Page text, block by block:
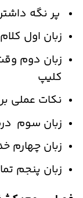
پر نگه
زبان اول
زبان دوم
کلیپ
نکات عملی
زبان سوم
زبان چهارم
زبان پنجم